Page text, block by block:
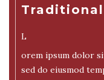
L
orem ipsum dolor
sed do eiusmod